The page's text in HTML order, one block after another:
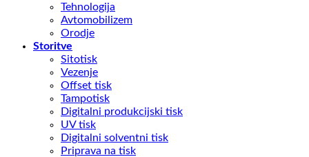
Tehnologija
Avtomobilizem
Orodje
Storitve
Sitotisk
Vezenje
Offset tisk
Tampotisk
Digitalni produkcijski tisk
UV tisk
Digitalni solventni tisk
Priprava na tisk